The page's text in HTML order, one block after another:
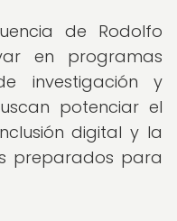
de Rodolfo
en programas
investigación y
potenciar el
digital y la
preparados para